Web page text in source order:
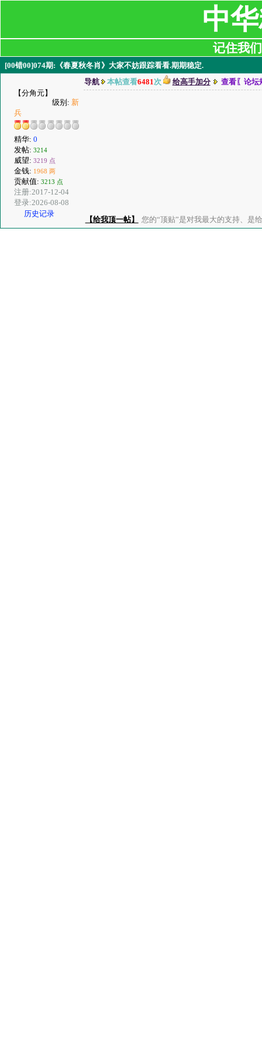
中
记住我
[00错00]074期:《春夏秋冬肖》大家不妨跟踪看看.期期稳定.
【分角元】
级别: 新
兵
精华: 0
发帖: 3214
威望: 3219 点
金钱: 1968 两
贡献值: 3213 点
注册:2017-12-04
登录:2026-08-08
历史记录
导航 本帖查看6481次 给高手加分 查看〖论坛
【给我顶一帖】 您的“顶贴”是对我最大的支持、是